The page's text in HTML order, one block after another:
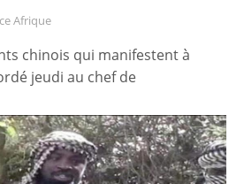
Afrique
chinois qui manifestent à
jeudi au chef de